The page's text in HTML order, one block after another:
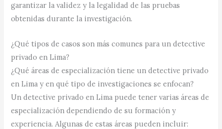
garantizar la validez y la legalidad de las pruebas
obtenidas durante la investigación.
¿Qué tipos de casos son más comunes para un detective
privado en Lima?
¿Qué áreas de especialización tiene un detective privado
en Lima y en qué tipo de investigaciones se enfocan?
Un detective privado en Lima puede tener varias áreas de
especialización dependiendo de su formación y
experiencia. Algunas de estas áreas pueden incluir: